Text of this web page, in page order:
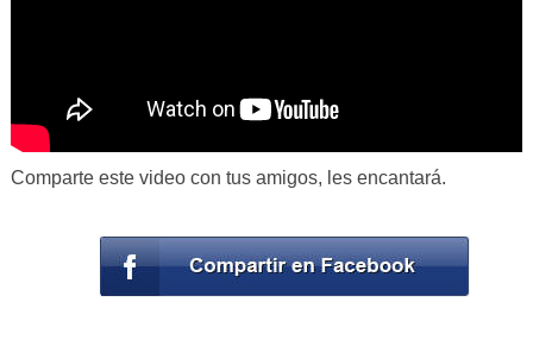
Comparte este video con tus amigos, les encantará.